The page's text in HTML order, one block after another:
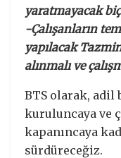
yaratmayacak
-Çalışanların
yapılacak
alınmalı ve
BTS olarak, adil
kuruluncaya ve
kapanıncaya
sürdüreceğiz.